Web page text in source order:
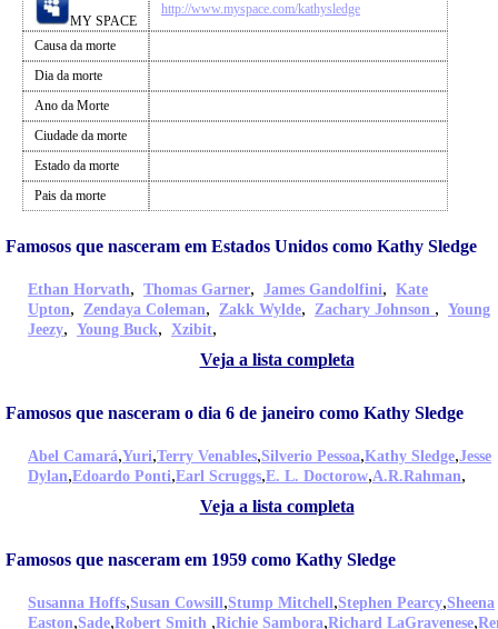
MY SPACE
http://www.myspace.com/kathysledge
Causa da morte
Dia da morte
Ano da Morte
Ciudade da morte
Estado da morte
Pais da morte
Famosos que nasceram em Estados Unidos como Kathy Sledge
Ethan Horvath, Thomas Garner, James Gandolfini, Kate
Upton, Zendaya Coleman, Zakk Wylde, Zachary Johnson , Young
Jeezy, Young Buck, Xzibit,
Veja a lista completa
Famosos que nasceram o dia 6 de janeiro como Kathy Sledge
Abel Camará,Yuri,Terry Venables,Silverio Pessoa,Kathy Sledge,Jesse
Dylan,Edoardo Ponti,Earl Scruggs,E. L. Doctorow,A.R.Rahman,
Veja a lista completa
Famosos que nasceram em 1959 como Kathy Sledge
Susanna Hoffs,Susan Cowsill,Stump Mitchell,Stephen Pearcy,Sheena
Easton,Sade,Robert Smith ,Richie Sambora,Richard LaGravenese,